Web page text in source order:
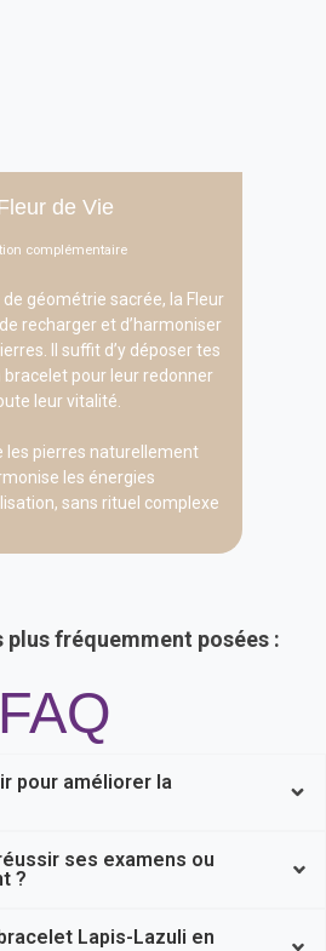
de Vie
complémentaire
géométrie sacrée, la Fleur
recharger et d’harmoniser
Il suffit d’y déposer tes
bracelet pour leur redonner
leur vitalité.
les pierres naturellement
les énergies
sans rituel complexe
plus fréquemment posées :
FAQ
pour améliorer la
ses examens ou
?
Lapis-Lazuli en